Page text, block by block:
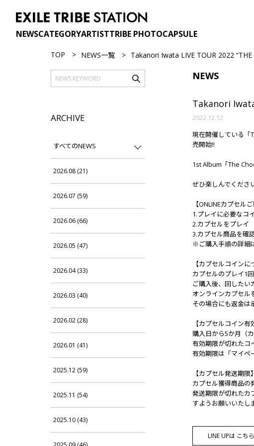
NEWSCATEGORYARTISTTRIBE PHOTOCAPSULE
TOP NEWS一覧 Takanori Iwata LIVE TOUR 2022 “THE
ARCHIVE
すべてのNEWS
2026.08 (21)
2026.07 (59)
2026.06 (66)
2026.05 (47)
2026.04 (33)
2026.03 (40)
2026.02 (28)
2026.01 (41)
2025.12 (59)
2025.11 (54)
2025.10 (43)
NEWS
Takanori Iwata
2022.12.12
現在開催している「
売開始!!
1st Album「The
ぜひ楽しんでくださ
【ONLINEカプセル
1.プレイに必要なコ
2.カプセルをプレイ
3.カプセル商品を確
※ご購入手順の詳細
【カプセルコインに
カプセルのプレイ1
ご購入後、回したい
オンラインカプセル
その場合にも返金は
【カプセルコイン有
購入日から5か月（
有効期限が切れたコ
有効期限は「マイペ
【カプセル発送期限】
カプセル獲得商品の
発送期限が切れたカ
すようお願いいたし
LINE UPは こちら